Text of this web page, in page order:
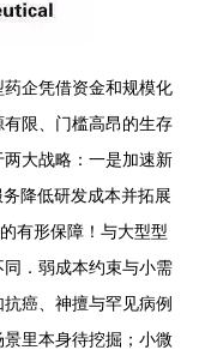
企凭借资金和规模化
限、门槛高昂的生存
大战略：一是加速新
降低研发成本并拓展
有形保障！与大型型
．弱成本约束与小需
癌、神擅与罕见病例
里本身待挖掘；小微